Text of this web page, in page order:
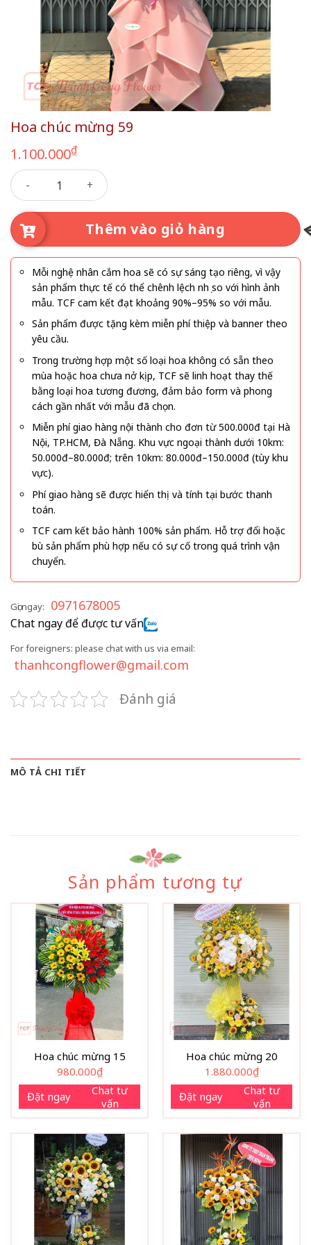
Hoa chúc mừng 59
1.100.000₫
Hoa chúc mừng 59 số lượng
Thêm vào giỏ hàng
Mỗi nghệ nhân cắm hoa sẽ có sự sáng tạo riêng, vì vậy
sản phẩm thực tế có thể chênh lệch nhẹ so với hình ảnh
mẫu. TCF cam kết đạt khoảng 90%–95% so với mẫu.
Sản phẩm được tặng kèm miễn phí thiệp và banner theo
yêu cầu.
Trong trường hợp một số loại hoa không có sẵn theo
mùa hoặc hoa chưa nở kịp, TCF sẽ linh hoạt thay thế
bằng loại hoa tương đương, đảm bảo form và phong
cách gần nhất với mẫu đã chọn.
Miễn phí giao hàng nội thành cho đơn từ 500.000đ tại Hà
Nội, TP.HCM, Đà Nẵng. Khu vực ngoại thành dưới 10km:
50.000đ–80.000đ; trên 10km: 80.000đ–150.000đ (tùy khu
vực).
Phí giao hàng sẽ được hiển thị và tính tại bước thanh
toán.
TCF cam kết bảo hành 100% sản phẩm. Hỗ trợ đổi hoặc
bù sản phẩm phù hợp nếu có sự cố trong quá trình vận
chuyển.
Gọi ngay: 0971678005
Chat ngay để được tư vấn
For foreigners: please chat with us via email:
thanhcongflower@gmail.com
Đánh giá
MÔ TẢ CHI TIẾT
Sản phẩm tương tự
Hoa chúc mừng 15
980.000₫
Đặt ngay
Chat tư
vấn
Hoa chúc mừng 20
1.880.000₫
Đặt ngay
Chat tư
vấn